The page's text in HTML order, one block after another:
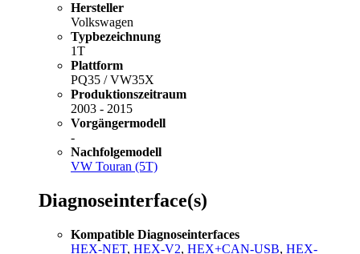
Hersteller
Volkswagen
Typbezeichnung
1T
Plattform
PQ35 / VW35X
Produktionszeitraum
2003 - 2015
Vorgängermodell
-
Nachfolgemodell
VW Touran (5T)
Diagnoseinterface(s)
Kompatible Diagnoseinterfaces
HEX-NET, HEX-V2, HEX+CAN-USB, HEX-